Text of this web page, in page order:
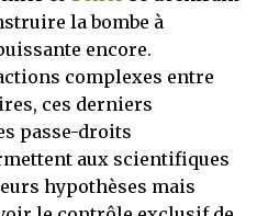
la bombe à
encore.
complexes entre
ces derniers
passe-droits
aux scientifiques
hypothèses mais